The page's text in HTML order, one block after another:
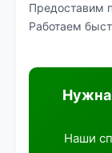
Предоставим
Работаем
Нужна
Наши